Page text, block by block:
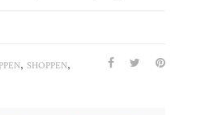
, SHOPPEN,